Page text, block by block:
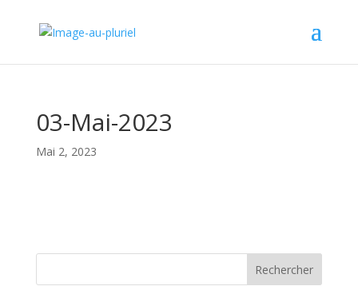
03-Mai-2023
Mai 2, 2023